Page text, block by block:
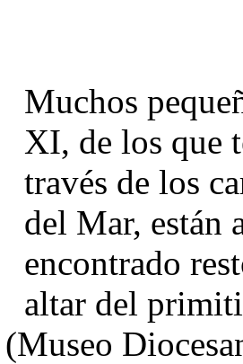
Muchos
XI, de los que
través de los
del Mar, están
encontrado
altar del